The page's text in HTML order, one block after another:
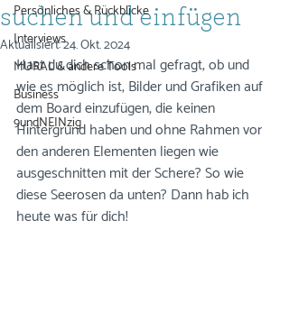
Persönliches & Rückblicke
Interviews
MURAL & andere Tools
Business
9undNEINzig
suchen und einfügen
Aktualisiert:24. Okt. 2024
Hast du dich schon mal gefragt, ob und
wie es möglich ist, Bilder und Grafiken auf
dem Board einzufügen, die keinen
Hintergrund haben und ohne Rahmen vor
den anderen Elementen liegen wie
ausgeschnitten mit der Schere? So wie
diese Seerosen da unten? Dann hab ich
heute was für dich!